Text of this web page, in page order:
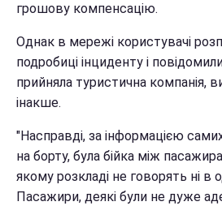
грошову компенсацію.
Однак в мережі користувачі
подробиці інциденту і
прийняла туристична компанія,
інакше.
"Насправді, за інформацією самих
на борту, була бійка між
якому розкладі не говорять ні в
Пасажири, деякі були не дуже